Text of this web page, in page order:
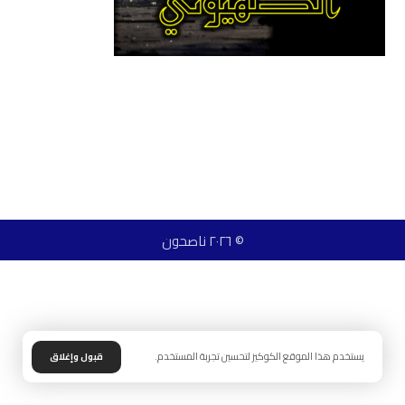
© ٢٠٢٦ ناصحون
يستخدم هذا الموقع الكوكيز لتحسين تجربة المستخدم. قبول وإغلاق